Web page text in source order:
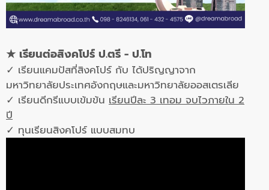
★ เรียนต่อสิงคโปร์ ป.ตรี - ป.โท
✓ เรียนแคมปัสที่สิงคโปร์ กับ ได้ปริญญาจาก
มหาวิทยาลัยประเทศอังกฤษและมหาวิทยาลัยออสเตรเลีย
✓ เรียนดีกรีแบบเข้มข้น เรียนปีละ 3 เทอม จบไวภายใน 2
ปี
✓ ทุนเรียนสิงคโปร์ แบบสมทบ